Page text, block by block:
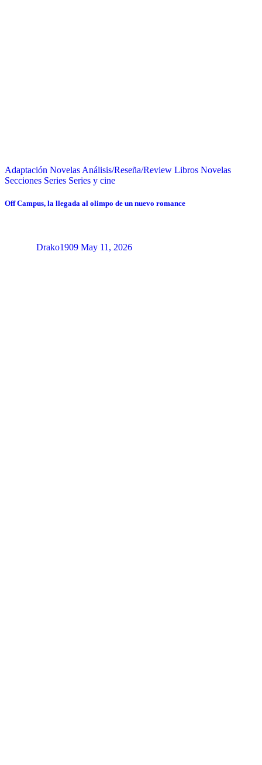
Adaptación Novelas Análisis/Reseña/Review Libros Novelas
Secciones Series Series y cine
Off Campus, la llegada al olimpo de un nuevo romance
Drako1909 May 11, 2026